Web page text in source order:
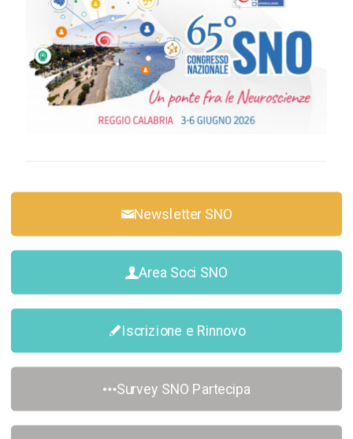
Newsletter SNO
Area Soci SNO
Iscrizione e Rinnovo
Survey SNO Partecipa